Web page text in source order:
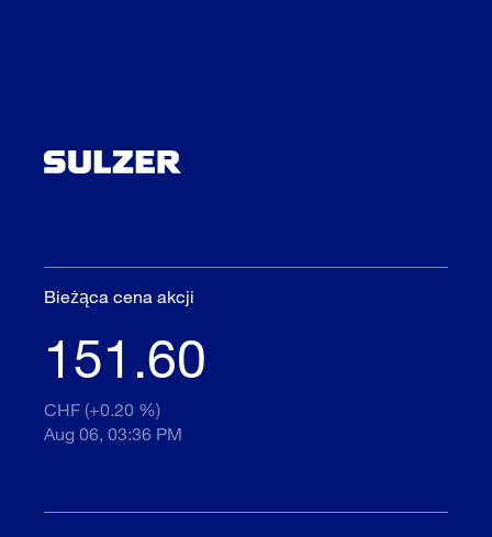
Bieżąca cena akcji
151.60
CHF (+0.20 %)
Aug 06, 03:36 PM